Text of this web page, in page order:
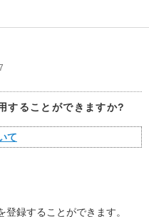
することができますか?
て
録することができます。